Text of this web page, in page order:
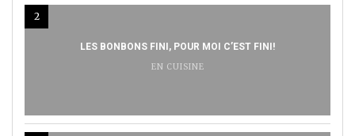
2
LES BONBONS FINI, POUR MOI C’EST FINI!
EN CUISINE